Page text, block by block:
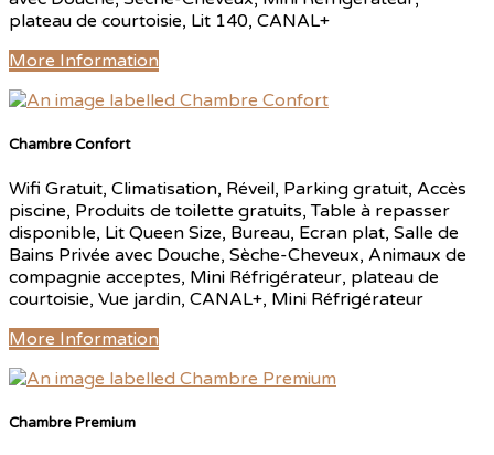
plateau de courtoisie, Lit 140, CANAL+
More Information
Chambre Confort
Wifi Gratuit, Climatisation, Réveil, Parking gratuit, Accès
piscine, Produits de toilette gratuits, Table à repasser
disponible, Lit Queen Size, Bureau, Ecran plat, Salle de
Bains Privée avec Douche, Sèche-Cheveux, Animaux de
compagnie acceptes, Mini Réfrigérateur, plateau de
courtoisie, Vue jardin, CANAL+, Mini Réfrigérateur
More Information
Chambre Premium